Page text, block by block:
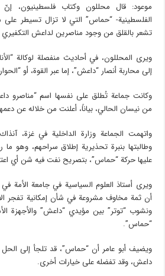
موعود: قال محللون وكتاب فلسطينيون، إنّ
الفلسطينية- “حماس” التي لا تزال تسيطر على
تشعر بالقلق من وجود مناصرين لداعش
ويرى المحللون، في أحاديث منفصلة لوكالة
إلى محاربة أنصار “داعش”، إما عبر القوة، أو
وكانت جماعة تُطلق على نفسها اسم “مناصرو
من نيسان الحالي، بياناً، أعلنت من خلاله عن
واتهمت الجماعة وزارة الداخلية في غزة،
وطالبتها بنبرة تحذيرية إطلاق سراحهم، وهو
عليها حركة “حماس”، بتصريح نفت فيه شن أي
ويرى أستاذ العلوم السياسية في جامعة الأمة
أن ثمة مخاوف مشروعة في شأن إمكانية تفجر
ونشوب “توتر” بين مؤيدي “داعش” والأجهزة
“حماس”.
ويضيف أبو عامر أن “حماس”، قد تلجأ إلى
داعش، وقد تفضله على خيارات أخرى.